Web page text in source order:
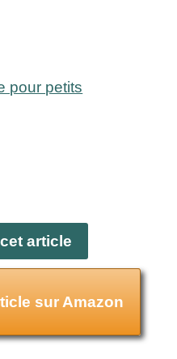
pour petits
article
sur Amazon